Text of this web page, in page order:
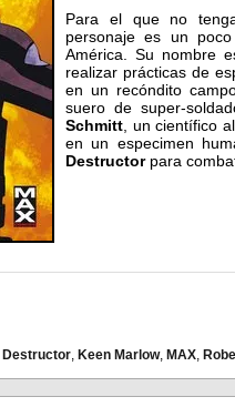
Para el que no
personaje es un
América. Su nombre
realizar prácticas de
en un recóndito
suero de super-
Schmitt, un científico
en un especimen
Destructorpara
Destructor, Keen Marlow, MAX,